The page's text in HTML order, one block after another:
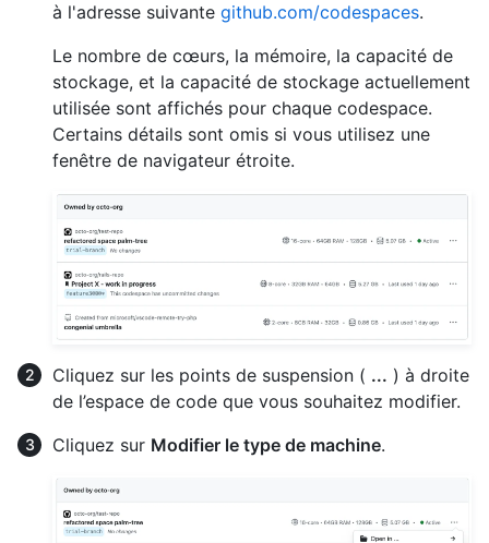
à l'adresse suivante github.com/codespaces.
Le nombre de cœurs, la mémoire, la capacité de
stockage, et la capacité de stockage actuellement
utilisée sont affichés pour chaque codespace.
Certains détails sont omis si vous utilisez une
fenêtre de navigateur étroite.
Cliquez sur les points de suspension ( ... ) à droite
de l’espace de code que vous souhaitez modifier.
Cliquez sur Modifier le type de machine.